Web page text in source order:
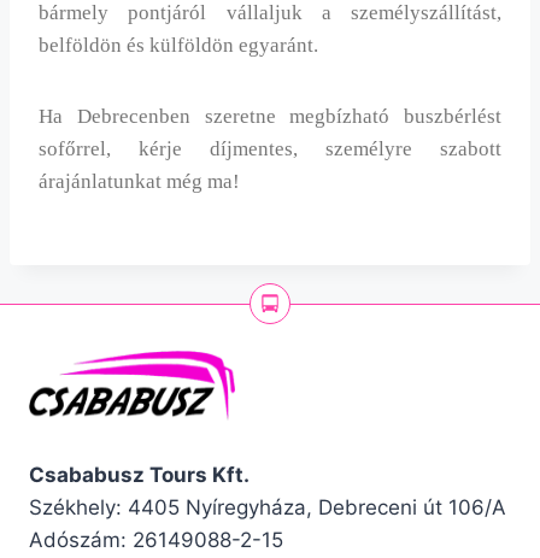
bármely pontjáról vállaljuk a személyszállítást,
belföldön és külföldön egyaránt.
Ha Debrecenben szeretne megbízható buszbérlést
sofőrrel, kérje díjmentes, személyre szabott
árajánlatunkat még ma!
Csababusz Tours Kft.
Székhely: 4405 Nyíregyháza, Debreceni út 106/A
Adószám: 26149088-2-15